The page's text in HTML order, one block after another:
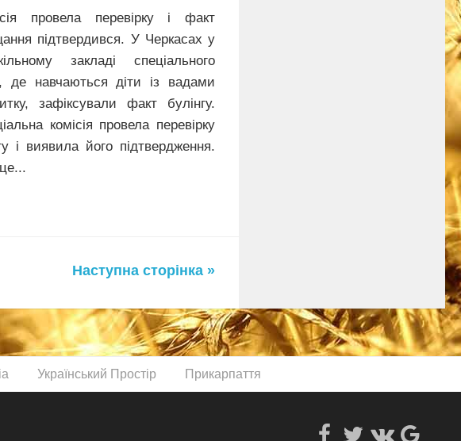
провела перевірку і факт
підтвердився. У Черкасах у
закладі спеціального
де навчаються діти із вадами
зафіксували факт булінгу.
комісія провела перевірку
і виявила його підтвердження.
Наступна сторінка »
Український Простір Прикарпаття